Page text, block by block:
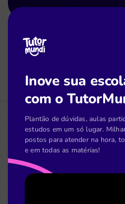
Baixe agora esse
ajudar escolas e
Inove sua
com o
Plantão de dúvidas, aulas
estudos em um só lugar.
postos para atender na hora,
e em todas as matérias!